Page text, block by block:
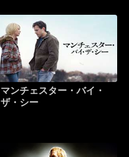
マンチェスター・バイ・
ザ・シー